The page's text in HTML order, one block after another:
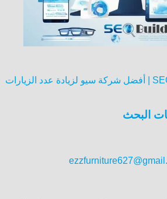
تحسين محركات البحث SEO | أفضل شركة سيو لزيادة عدد الزيارات
البحث